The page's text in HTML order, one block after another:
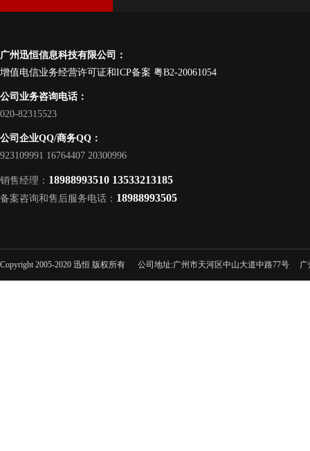
广州迅恒信息科技有限公司：
增值电信业务经营许可证和ICP备案 粤B2-20061054
公司业务咨询电话：
020-82315523
公司企业QQ/商务QQ：
923109991 16764407 20300996
销售经理： 18988993510 13533213185
备案咨询和售后服务电话： 18988993505
Copyright 2005-2020 迅恒 版权所有 公司地址:广州市天河区中山大道中路77号